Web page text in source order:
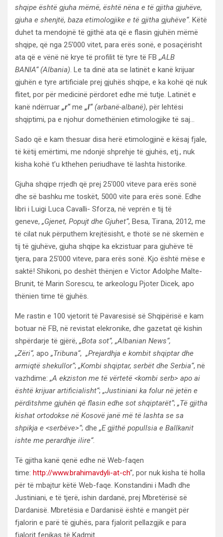
shqipe është gjuha mëmë, është nëna e të gjitha gjuhëve,
gjuha e shenjtë, baza etimologjike e të gjitha gjuhëve“. Këtë
duhet ta mendojnë të gjithë ata që e flasin gjuhën mëmë
shqipe, që nga 25‘000 vitet, para erës sonë, e posaçërisht
ata që e vënë në krye të profilit të tyre të FB „ALB
BANIA“ (Albania). Le ta dinë ata se latinët e kanë krijuar
gjuhën e tyre artificiale prej gjuhës shqipe, e ka kohë që nuk
flitet, por për medicinë përdoret edhe më tutje. Latinët e
kanë ndërruar „r“me „l“ (arbanë-albanë), për lehtësi
shqiptimi, pa e njohur domethënien etimologjike të saj…
Sado që e kam thesuar disa herë etimologjinë e kësaj fjale,
të këtij emërtimi, me ndonjë shprehje të gjuhës, etj., nuk
kisha kohë t’u kthehen periudhave të lashta historike.
Gjuha shqipe rrjedh që prej 25‘000 viteve para erës sonë
dhe së bashku me toskët, 5000 vite para erës sonë. Edhe
libri i Luigi Luca Cavalli- Sforza, në veprën e tij të
geneve, „Gjenet, Popujt dhe Gjuhet“, Besa, Tirana, 2012, me
të cilat nuk përputhem krejtësisht, e thotë se në skemën e
tij të gjuhëve, gjuha shqipe ka ekzistuar para gjuhëve të
tjera, para 25‘000 viteve, para erës sonë. Kjo është mëse e
saktë! Shikoni, po deshët thënjen e Victor Adolphe Malte-
Brunit, të Marin Sorescu, te arkeologu Pjoter Dicek, apo
thënien time të gjuhës.
Me rastin e 100 vjetorit të Pavaresisë së Shqipërisë e kam
botuar në FB, në revistat elekronike, dhe gazetat që kishin
shpërdarje të gjërë, „Bota sot“, „Albanian News“,
„Zëri“, apo „Tribuna“, „Prejardhja e kombit shqiptar dhe
armiqtë shekullor“; „Kombi shqiptar, serbët dhe Serbia“, në
vazhdime: „A ekziston me të vërtetë <kombi serb> apo ai
është krijuar artificialisht“; „Justiniani ka folur në jetën e
përditshme gjuhën që flasin edhe sot shqiptarët“; „Të gjitha
kishat ortodokse në Kosovë janë më të lashta se sa
shpikja e <serbëve>“; dhe „E gjithë popullsia e Ballkanit
ishte me perardhje ilire“.
Të gjitha kanë qenë edhe në Web-faqen
time: http://www.brahimavdyli-at-ch“, por nuk kisha të holla
për të mbajtur këtë Web-faqe. Konstandini i Madh dhe
Justiniani, e të tjerë, ishin dardanë, prej Mbretërisë së
Dardanisë. Mbretësia e Dardanisë është e mangët për
fjalorin e parë të gjuhës, para fjalorit pellazgjik e para
fjalorit fenikas të Kadmit…